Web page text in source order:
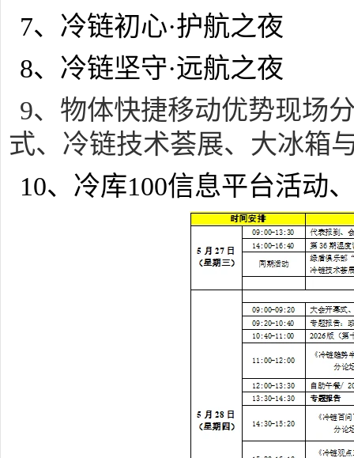
7、冷链初心·护航之夜
8、冷链坚守·远航之夜
9、物体快捷移动优势现场
式、冷链技术荟展、大冰箱
10、冷库100信息平台活动